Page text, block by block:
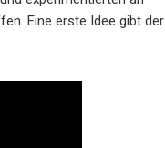
Eine erste Idee gibt der